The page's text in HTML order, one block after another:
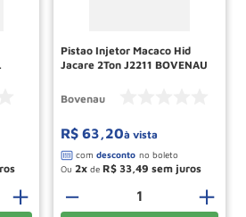
＋
Pistao Injetor Macaco Hid
Jacare 2Ton J2211 BOVENAU
Bovenau
R$ 63,20à vista
Ou 2 de R$ 33,49
＋
－